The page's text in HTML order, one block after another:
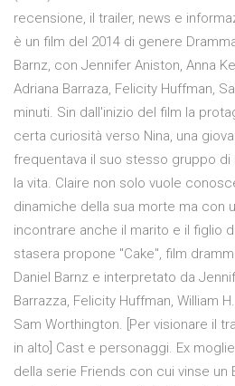
recensione, il trailer, news e
è un film del 2014 di genere
Barnz, con Jennifer Aniston, Anna
Adriana Barraza, Felicity Huffman,
minuti. Sin dall'inizio del film la
certa curiosità verso Nina, una
frequentava il suo stesso gruppo
la vita. Claire non solo vuole
dinamiche della sua morte ma con
incontrare anche il marito e il figlio
stasera propone "Cake", film
Daniel Barnz e interpretato da
Barrazza, Felicity Huffman, William
Sam Worthington. [Per visionare il
in alto] Cast e personaggi. Ex
della serie Friends con cui vinse un